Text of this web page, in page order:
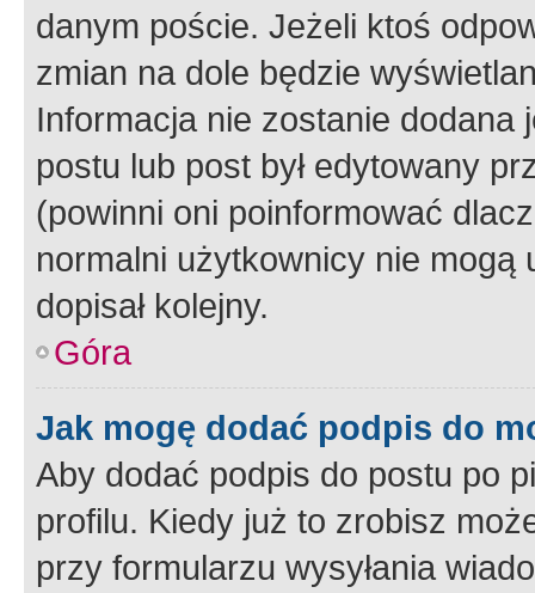
danym poście. Jeżeli ktoś
zmian na dole będzie
Informacja nie zostanie dodana
postu lub post był edytowany
(powinni oni poinformować
normalni użytkownicy nie
dopisał kolejny.
Góra
Jak mogę dodać podpis do
Aby dodać podpis do postu po
profilu. Kiedy już to zrobisz
przy formularzu wysyłania